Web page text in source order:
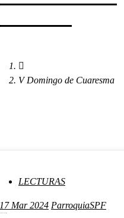
V Domingo de Cuaresma
LECTURAS
17Mar 2024 ParroquiaSPF